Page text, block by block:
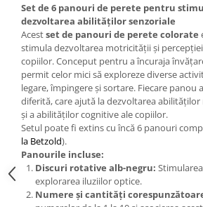
Apa si nisip
Dezvoltarea limbajului
Figurine
Mobilier gradinita
Montessori
Spații de joacă
Educatie inovativa
Anatomie
Comunicare
Dezvoltare timpurie
Experimente
Set de 6 panouri de perete pentru
dezvoltarea abilităților senzoriale
Acestset de panouri de perete colorate
stimula dezvoltarea motricității și
copiilor. Conceput pentru a încuraja
permit celor mici să exploreze diverse
legare, împingere și sortare. Fiecare panou
diferită, care ajută la dezvoltarea
și a abilităților cognitive ale copiilor.
Setul poate fi extins cu încă 6 panouri
la Betzold).
Panourile incluse:
Discuri rotative alb-negru:
explorarea iluziilor optice.
Numere și cantități